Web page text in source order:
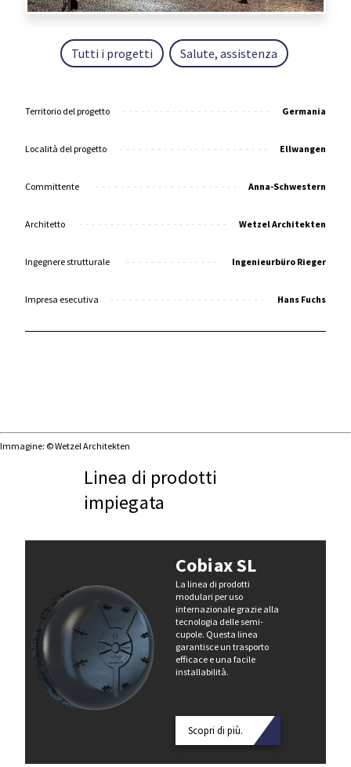
Tutti i progetti Salute, assistenza
Territorio del progetto Germania
Località del progetto Ellwangen
Committente Anna-Schwestern
Architetto Wetzel Architekten
Ingegnere strutturale Ingenieurbüro Rieger
Impresa esecutiva Hans Fuchs
Immagine: © Wetzel Architekten
Linea di prodotti
impiegata
Cobiax SL
La linea di prodotti
modulari per uso
internazionale grazie alla
tecnologia delle semi-
cupole. Questa linea
garantisce un trasporto
efficace e una facile
installabilità.
Scopri di più.